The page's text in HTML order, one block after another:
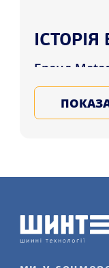
ІСТОРІЯ
Бренд
глибин 20-
нові
своїх шин.